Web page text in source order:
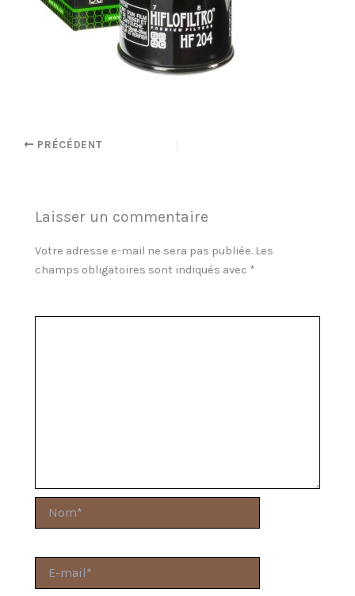
PRÉCÉDENT
Laisser un commentaire
Votre adresse e-mail ne sera pas publiée. Les
champs obligatoires sont indiqués avec *
mail*